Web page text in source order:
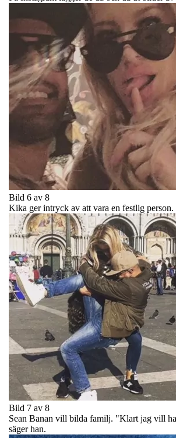
Bild 6 av 8
Kika ger intryck av att vara en festlig person.
Bild 7 av 8
Sean Banan vill bilda familj. "Klart jag vill ha
säger han.